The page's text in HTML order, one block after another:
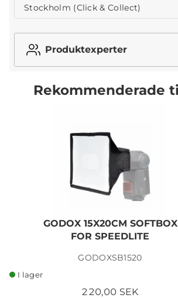
Stockholm (Click & Collect)
Produktexperter
Rekommenderade
GODOX 15X20CM SOFTBOX
FOR SPEEDLITE
GODOXSB1520
I lager
220,00 SEK